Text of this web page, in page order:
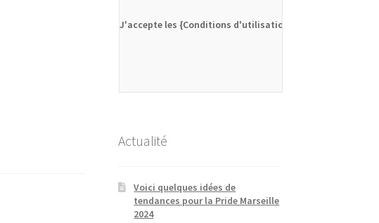
J'accepte les {Conditions d'utilisation}
Actualité
Voici quelques idées de
tendances pour la Pride Marseille
2024